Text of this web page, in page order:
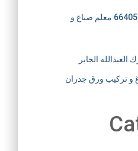
دهان صباغ النزهة 66405052 معلم صباغ و
الجابر